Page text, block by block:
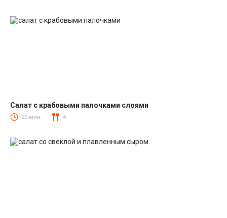
Салаты с крабовыми палочками
Салат с крабовыми палочками слоями
20 мин. 4